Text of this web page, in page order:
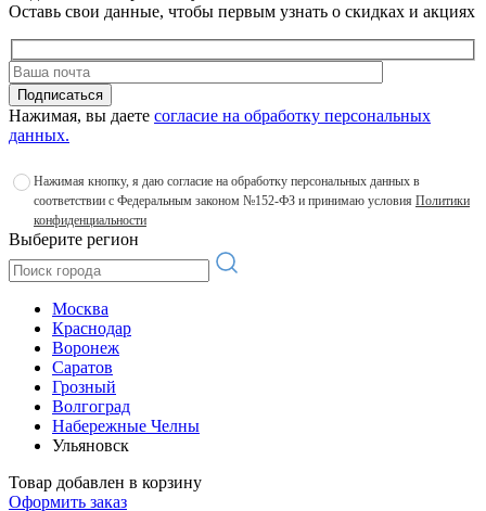
Оставь свои данные, чтобы первым узнать о скидках и акциях
Подписаться
Нажимая, вы даете согласие на обработку персональных
данных.
Нажимая кнопку, я даю согласие на обработку персональных данных в
соответствии с Федеральным законом №152-ФЗ и принимаю условия Политики
конфиденциальности
Выберите регион
Москва
Краснодар
Воронеж
Саратов
Грозный
Волгоград
Набережные Челны
Ульяновск
Товар добавлен в корзину
Оформить заказ